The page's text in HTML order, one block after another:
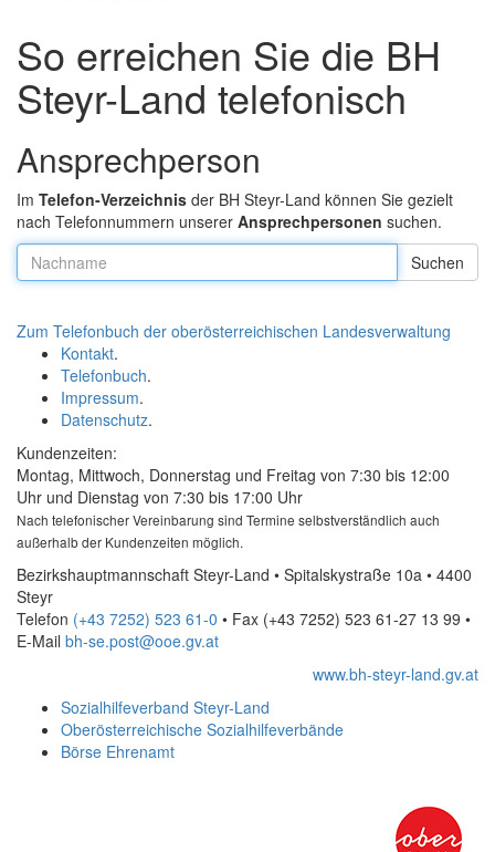
So erreichen Sie die BH
Steyr-Land telefonisch
Ansprechperson
Im Telefon-Verzeichnis der BH Steyr-Land können Sie gezielt
nach Telefonnummern unserer Ansprechpersonen suchen.
Nachname:
Zum Telefonbuch der oberösterreichischen Landesverwaltung
Kontakt.
Telefonbuch.
Impressum.
Datenschutz.
Kundenzeiten:
Montag, Mittwoch, Donnerstag und Freitag von 7:30 bis 12:00
Uhr und Dienstag von 7:30 bis 17:00 Uhr
Nach telefonischer Vereinbarung sind Termine selbstverständlich auch
außerhalb der Kundenzeiten möglich.
Bezirkshauptmannschaft Steyr-Land • Spitalskystraße 10a • 4400
Steyr
Telefon (+43 7252) 523 61-0 • Fax (+43 7252) 523 61-27 13 99 •
E-Mail bh-se.post@ooe.gv.at
www.bh-steyr-land.gv.at
Sozialhilfeverband Steyr-Land
Oberösterreichische Sozialhilfeverbände
Börse Ehrenamt